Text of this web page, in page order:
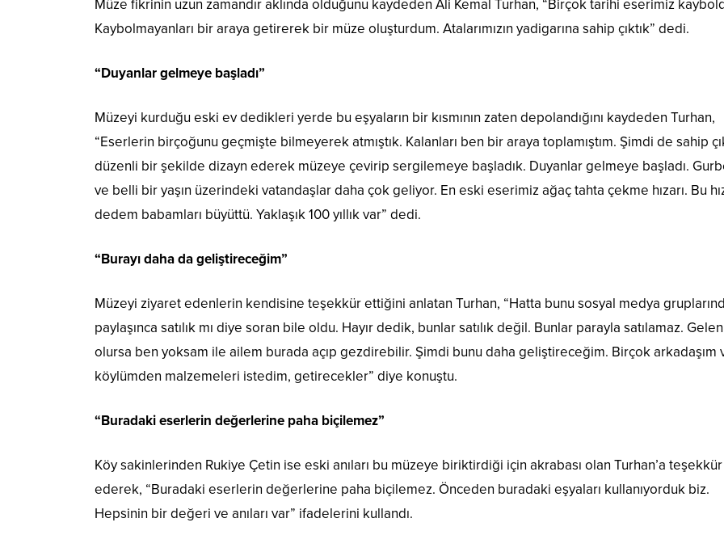
Müze fikrinin uzun zamandır aklında olduğunu kaydeden Ali Kemal Turhan, “Birçok tarihi eserimiz
Kaybolmayanları bir araya getirerek bir müze oluşturdum. Atalarımızın yadigarına sahip çıktık” dedi.
“Duyanlar gelmeye başladı”
Müzeyi kurduğu eski ev dedikleri yerde bu eşyaların bir kısmının zaten depolandığını kaydeden Turhan,
“Eserlerin birçoğunu geçmişte bilmeyerek atmıştık. Kalanları ben bir araya toplamıştım. Şimdi de sahip
düzenli bir şekilde dizayn ederek müzeye çevirip sergilemeye başladık. Duyanlar gelmeye başladı.
ve belli bir yaşın üzerindeki vatandaşlar daha çok geliyor. En eski eserimiz ağaç tahta çekme hızarı. Bu
dedem babamları büyüttü. Yaklaşık 100 yıllık var” dedi.
“Burayı daha da geliştireceğim”
Müzeyi ziyaret edenlerin kendisine teşekkür ettiğini anlatan Turhan, “Hatta bunu sosyal medya
paylaşınca satılık mı diye soran bile oldu. Hayır dedik, bunlar satılık değil. Bunlar parayla satılamaz. Gelen
olursa ben yoksam ile ailem burada açıp gezdirebilir. Şimdi bunu daha geliştireceğim. Birçok arkadaşım
köylümden malzemeleri istedim, getirecekler” diye konuştu.
“Buradaki eserlerin değerlerine paha biçilemez”
Köy sakinlerinden Rukiye Çetin ise eski anıları bu müzeye biriktirdiği için akrabası olan Turhan’a teşekkür
ederek, “Buradaki eserlerin değerlerine paha biçilemez. Önceden buradaki eşyaları kullanıyorduk biz.
Hepsinin bir değeri ve anıları var” ifadelerini kullandı.